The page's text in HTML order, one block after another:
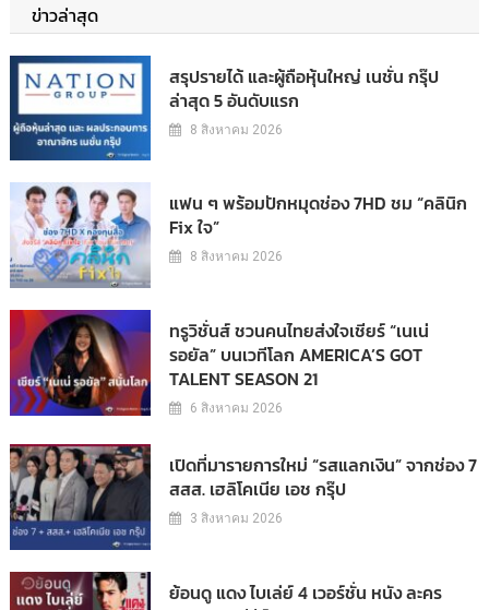
ข่าวล่าสุด
สรุปรายได้ และผู้ถือหุ้นใหญ่ เนชั่น กรุ๊ป
ล่าสุด 5 อันดับแรก
8 สิงหาคม 2026
แฟน ๆ พร้อมปักหมุดช่อง 7HD ชม “คลินิก
Fix ใจ”
8 สิงหาคม 2026
ทรูวิชั่นส์ ชวนคนไทยส่งใจเชียร์ “เนเน่
รอยัล” บนเวทีโลก AMERICA’S GOT
TALENT SEASON 21
6 สิงหาคม 2026
เปิดที่มารายการใหม่ “รสแลกเงิน” จากช่อง 7
สสส. เฮลิโคเนีย เอช กรุ๊ป
3 สิงหาคม 2026
ย้อนดู แดง ไบเล่ย์ 4 เวอร์ชั่น หนัง ละคร